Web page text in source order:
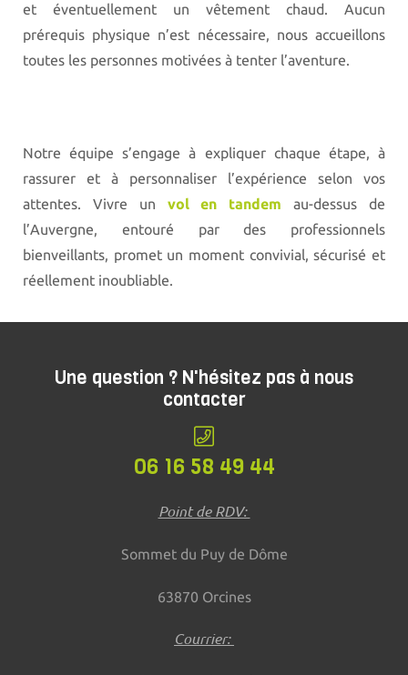
et éventuellement un vêtement chaud. Aucun
prérequis physique n’est nécessaire, nous accueillons
toutes les personnes motivées à tenter l’aventure.
Notre équipe s’engage à expliquer chaque étape, à
rassurer et à personnaliser l’expérience selon vos
attentes. Vivre un vol en tandem au-dessus de
l’Auvergne, entouré par des professionnels
bienveillants, promet un moment convivial, sécurisé et
réellement inoubliable.
Une question ? N'hésitez pas à nous
contacter
06 16 58 49 44
Point de RDV:
Sommet du Puy de Dôme
63870 Orcines
Courrier: